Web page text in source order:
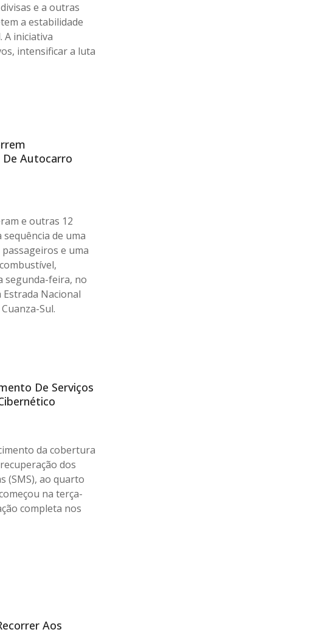
e a outras
a estabilidade
A iniciativa
intensificar a luta
De Autocarro
e outras 12
de uma
e uma
segunda-feira, no
Nacional
Sul.
De Serviços
da cobertura
dos
(SMS), ao quarto
na terça-
completa nos
Aos